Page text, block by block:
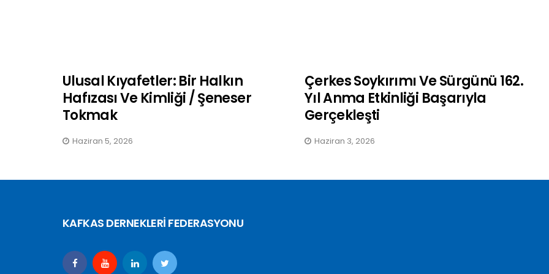
Ulusal Kıyafetler: Bir Halkın
Hafızası Ve Kimliği / Şeneser
Tokmak
Haziran 5, 2026
Çerkes Soykırımı Ve Sürgünü 162.
Yıl Anma Etkinliği Başarıyla
Gerçekleşti
Haziran 3, 2026
Kasım 19, 2025
KAFKAS DERNEKLERİ FEDERASYONU